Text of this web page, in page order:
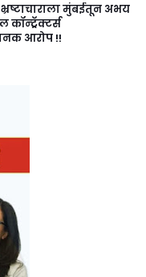
मुंबईतून अभय
कॉन्ट्रॅक्टर्स
आरोप !!